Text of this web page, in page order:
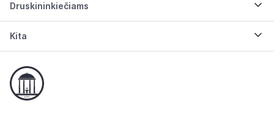
Druskininkiečiams
Kita